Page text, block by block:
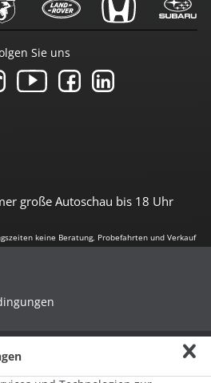
große Autoschau bis 18 Uhr
Sie uns
keine Beratung, Probefahrten und Verkauf
HinSchG